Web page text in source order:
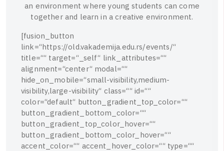
an environment where young students can come
together and learn in a creative environment.
[fusion button
link=“https://old.vakademija.edu.rs/events/“
title=““ target=“_ self“ link attributes=““
alignment=“center“ modal=““
hide on mobile=“small-visibility,medium-
visibility,large-visibility“ class=““ id=““
color=“default“ button gradient top color=““
button _gradient bottom color=““
button _gradient top_color_ hover=““
button _gradient bottom color_ hover=““
accent _color=““ accent hover_ color=““ type=““